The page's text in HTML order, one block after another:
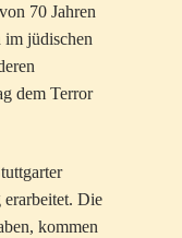
70 Jahren
im jüdischen
dem Terror
erarbeitet. Die
kommen